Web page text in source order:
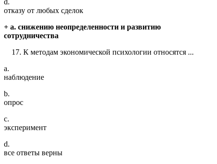
d.
отказу от любых сделок
+ a. снижению неопределенности и развитию
сотрудничества
К методам экономической психологии относятся ...
a.
наблюдение
b.
опрос
c.
эксперимент
d.
все ответы верны